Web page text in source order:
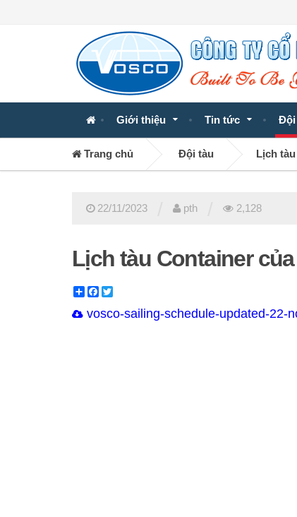
Giới thiệu Tin tức Đội
Trang chủ Đội tàu Lịch
22/11/2023 pth 2,128
Lịch tàu Container
ShareFacebook
vosco-sailing-schedule-updated-22-